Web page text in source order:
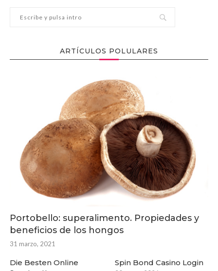
ARTÍCULOS POLULARES
Portobello: superalimento. Propiedades y
beneficios de los hongos
31 marzo, 2021
Die Besten Online
Spin Bond Casino Login